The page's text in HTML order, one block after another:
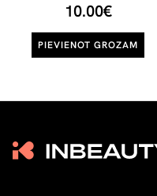
10.00€
PIEVIENOT GROZAM